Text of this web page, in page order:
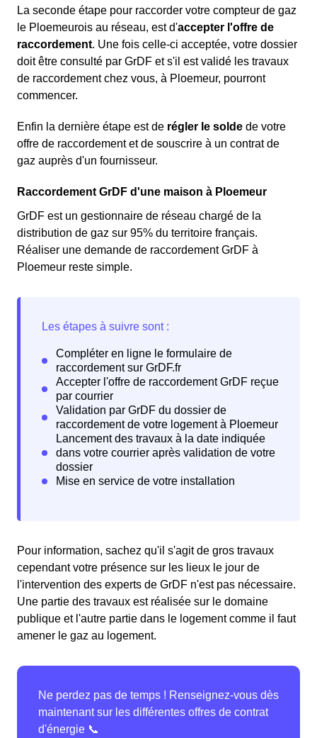
La seconde étape pour raccorder votre compteur de gaz
le Ploemeurois au réseau, est d'accepter l'offre de
raccordement. Une fois celle-ci acceptée, votre dossier
doit être consulté par GrDF et s'il est validé les travaux
de raccordement chez vous, à Ploemeur, pourront
commencer.
Enfin la dernière étape est de régler le solde de votre
offre de raccordement et de souscrire à un contrat de
gaz auprès d'un fournisseur.
Raccordement GrDF d'une maison à Ploemeur
GrDF est un gestionnaire de réseau chargé de la
distribution de gaz sur 95% du territoire français.
Réaliser une demande de raccordement GrDF à
Ploemeur reste simple.
Pour information, sachez qu'il s'agit de gros travaux
cependant votre présence sur les lieux le jour de
l'intervention des experts de GrDF n'est pas nécessaire.
Une partie des travaux est réalisée sur le domaine
publique et l'autre partie dans le logement comme il faut
amener le gaz au logement.